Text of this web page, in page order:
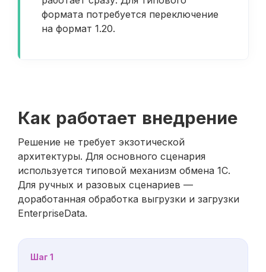
формата потребуется переключение
на формат 1.20.
Как работает внедрение
Решение не требует экзотической
архитектуры. Для основного сценария
используется типовой механизм обмена 1С.
Для ручных и разовых сценариев —
доработанная обработка выгрузки и загрузки
EnterpriseData.
Шаг 1